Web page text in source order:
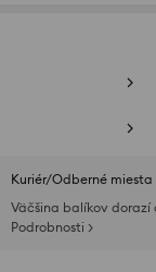
Kuriér/Odberné miesta
Väčšina balíkov
Podrobnosti >